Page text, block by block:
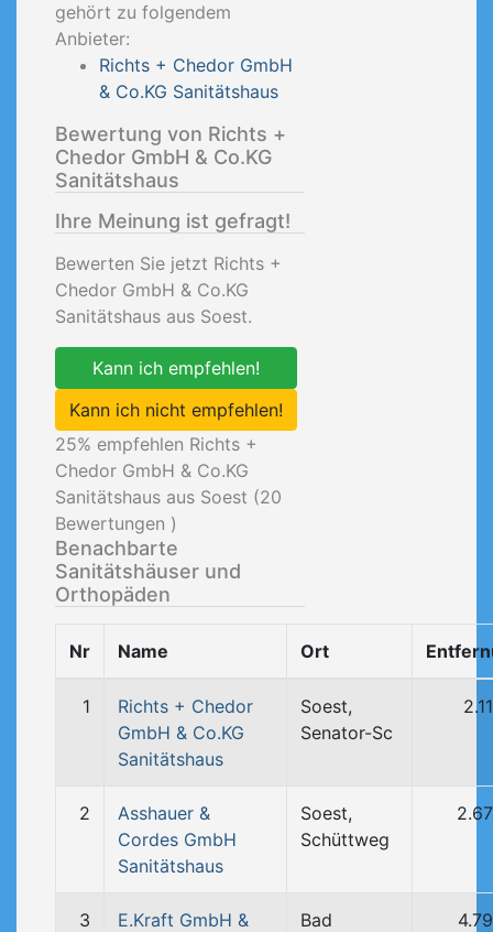
gehört zu folgendem
Anbieter:
Richts + Chedor GmbH
& Co.KG Sanitätshaus
Bewertung von Richts +
Chedor GmbH & Co.KG
Sanitätshaus
Ihre Meinung ist gefragt!
Bewerten Sie jetzt Richts +
Chedor GmbH & Co.KG
Sanitätshaus aus Soest.
Kann ich empfehlen!
Kann ich nicht empfehlen!
25% empfehlen Richts +
Chedor GmbH & Co.KG
Sanitätshaus aus Soest (20
Bewertungen )
Benachbarte
Sanitätshäuser und
Orthopäden
Nr Name Ort
1
Richts + Chedor
GmbH & Co.KG
Sanitätshaus
Soest,
Senator-Sc
2
Asshauer &
Cordes GmbH
Sanitätshaus
Soest,
Schüttweg
3
E.Kraft GmbH &
Bad